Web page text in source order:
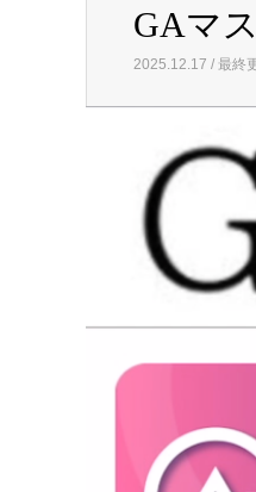
GAマ
2025.12.17 / 最終